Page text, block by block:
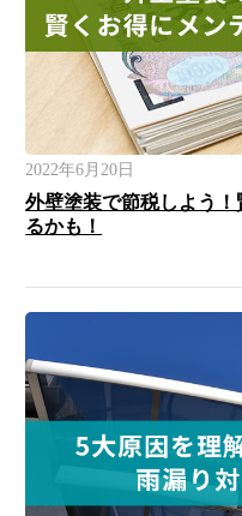
2022年6月20日
外壁塗装で節税しよう
るかも！